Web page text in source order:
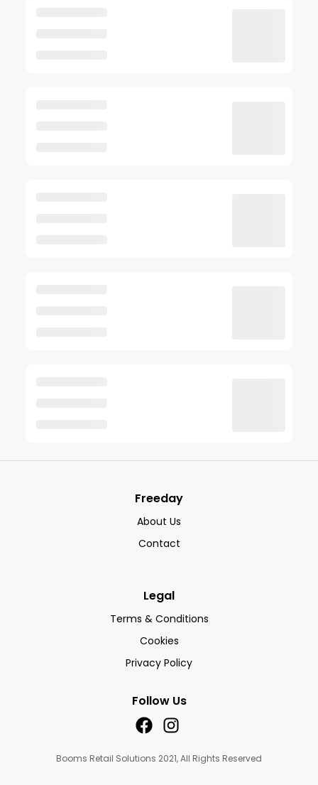
Freeday
About Us
Contact
Legal
Terms & Conditions
Cookies
Privacy Policy
Follow Us
Booms Retail Solutions 2021, All Rights Reserved